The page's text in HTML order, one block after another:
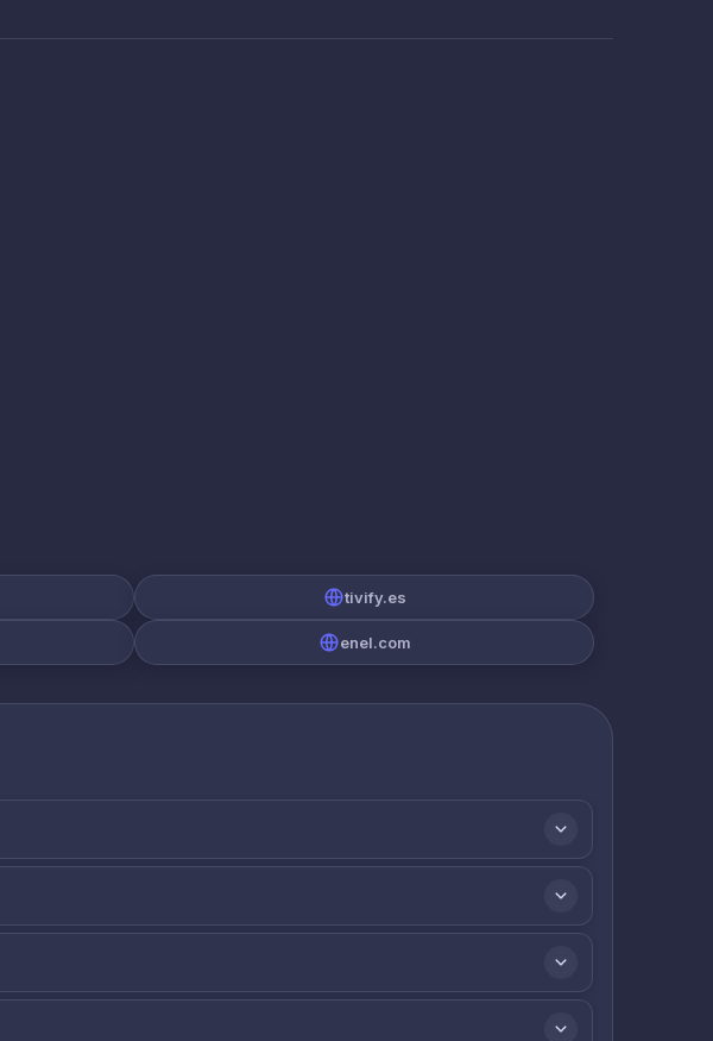
tivify.es
enel.com